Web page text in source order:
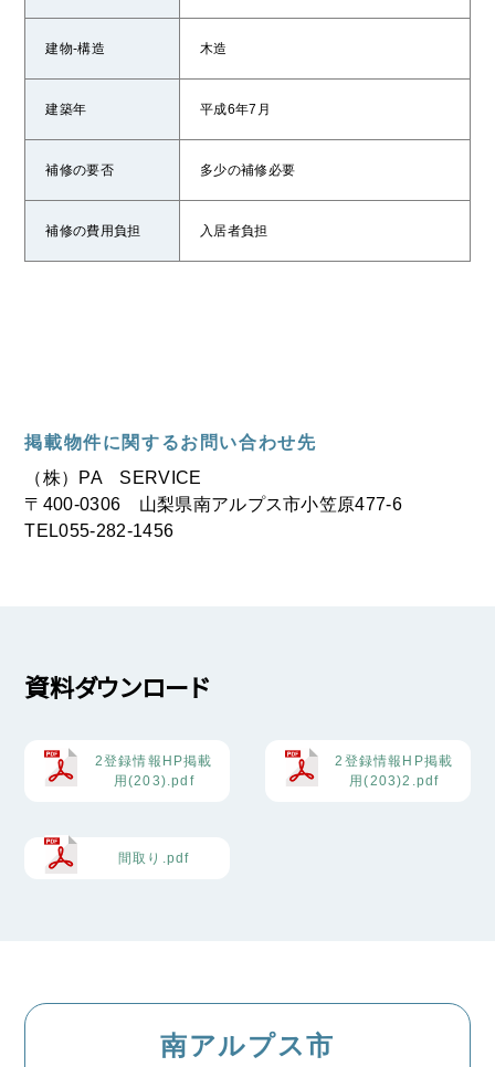
建物-構造 木造
建築年 平成6年7月
補修の要否 多少の補修必要
補修の費用負担 入居者負担
掲載物件に関するお問い合わせ先
（株）PA SERVICE
〒400‐0306 山梨県南アルプス市小笠原477‐6
TEL055‐282‐1456
資料ダウンロード
2登録情報HP掲載
用(203).pdf
2登録情報HP掲載
用(203)2.pdf
間取り.pdf
南アルプス市